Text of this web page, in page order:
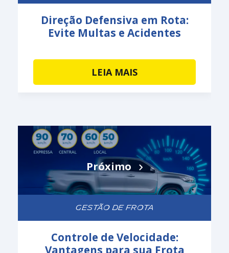
Direção Defensiva em Rota:
Evite Multas e Acidentes
LEIA MAIS
Próximo
GESTÃO DE FROTA
Controle de Velocidade:
Vantagens para sua Frota